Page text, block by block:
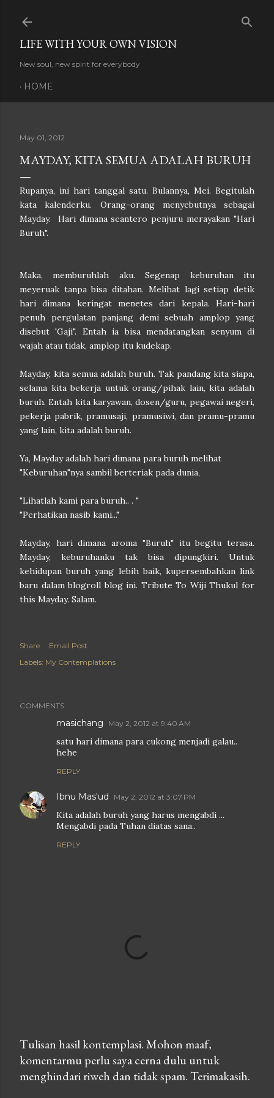
LIFE WITH YOUR OWN VISION
New soul, new spirit for everybody
HOME
May 01, 2012
MAYDAY, KITA SEMUA ADALAH BURUH
Rupanya, ini hari tanggal satu. Bulannya, Mei. Begitulah
kata kalenderku. Orang-orang menyebutnya sebagai
Mayday. Hari dimana seantero penjuru merayakan "Hari
Buruh".
Maka, memburuhlah aku. Segenap keburuhan itu
meyeruak tanpa bisa ditahan. Melihat lagi setiap detik
hari dimana keringat menetes dari kepala. Hari-hari
penuh pergulatan panjang demi sebuah amplop yang
disebut 'Gaji". Entah ia bisa mendatangkan senyum di
wajah atau tidak, amplop itu kudekap.
Mayday, kita semua adalah buruh. Tak pandang kita siapa,
selama kita bekerja untuk orang/pihak lain, kita adalah
buruh. Entah kita karyawan, dosen/guru, pegawai negeri,
pekerja pabrik, pramusaji, pramusiwi, dan pramu-pramu
yang lain, kita adalah buruh.
Ya, Mayday adalah hari dimana para buruh melihat
"Keburuhan"nya sambil berteriak pada dunia,
"Lihatlah kami para buruh.. . "
"Perhatikan nasib kami..."
Mayday, hari dimana aroma "Buruh" itu begitu terasa.
Mayday, keburuhanku tak bisa dipungkiri. Untuk
kehidupan buruh yang lebih baik, kupersembahkan link
baru dalam blogroll blog ini. Tribute To Wiji Thukul for
this Mayday. Salam.
Share
Email Post
Labels: My Contemplations
COMMENTS
masichang May 2, 2012 at 9:40 AM
satu hari dimana para cukong menjadi galau..
hehe
REPLY
Ibnu Mas'ud May 2, 2012 at 3:07 PM
Kita adalah buruh yang harus mengabdi ...
Mengabdi pada Tuhan diatas sana..
REPLY
P
o
Tulisan hasil kontemplasi. Mohon maaf,
komentarmu perlu saya cerna dulu untuk
menghindari riweh dan tidak spam. Terimakasih.